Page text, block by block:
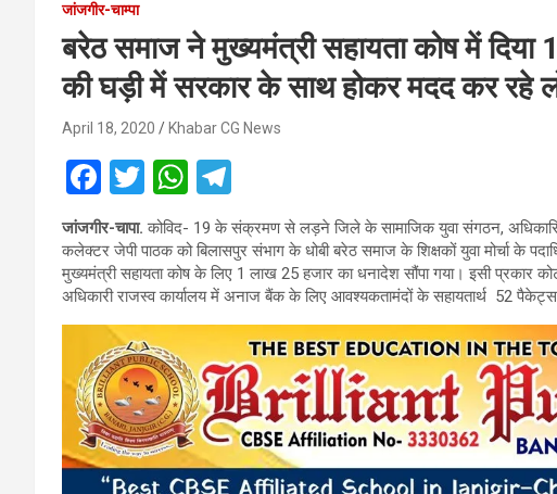
जांजगीर-चाम्पा
बरेठ समाज ने मुख्यमंत्री सहायता कोष में
की घड़ी में सरकार के साथ होकर मदद कर रहे
April 18, 2020 Khabar CG News
F
a
ce
b
o
o
k
T
wi
tt
er
W
h
at
s
A
p
p
el
e
gr
a
m
जांजगीर-चापा. कोविद- 19 के संक्रमण से लड़ने जिले के सामाजिक युवा संगठन, अधिकारियों
कलेक्टर जेपी पाठक को बिलासपुर संभाग के धोबी बरेठ समाज के शिक्षकों युवा मोर्चा के
मुख्यमंत्री सहायता कोष के लिए 1 लाख 25 हजार का धनादेश सौंपा गया। इसी प्रकार
अधिकारी राजस्व कार्यालय में अनाज बैंक के लिए आवश्यकतामंदों के सहायतार्थ 52